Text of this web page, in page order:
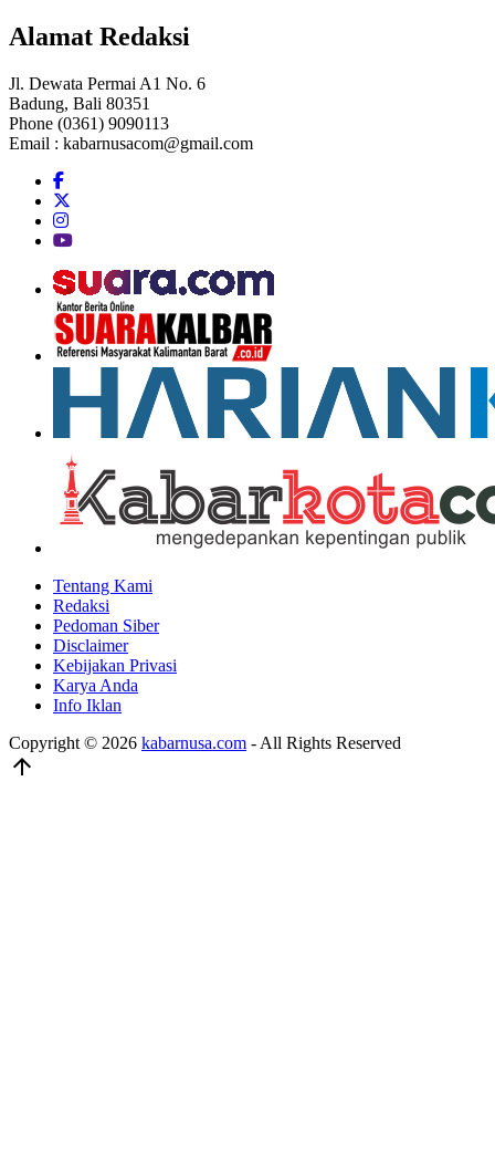
Alamat Redaksi
Jl. Dewata Permai A1 No. 6
Badung, Bali 80351
Phone (0361) 9090113
Email : kabarnusacom@gmail.com
Tentang Kami
Redaksi
Pedoman Siber
Disclaimer
Kebijakan Privasi
Karya Anda
Info Iklan
Copyright © 2026 kabarnusa.com - All Rights Reserved
arrow_upward